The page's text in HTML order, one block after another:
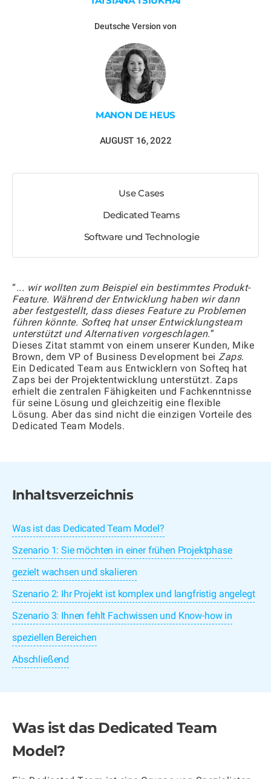
Deutsche Version von
MANON DE HEUS
AUGUST 16, 2022
Use Cases
Dedicated Teams
Software und Technologie
“... wir wollten zum Beispiel ein bestimmtes Produkt-
Feature. Während der Entwicklung haben wir dann
aber festgestellt, dass dieses Feature zu Problemen
führen könnte. Softeq hat unser Entwicklungsteam
unterstützt und Alternativen vorgeschlagen.”
Dieses Zitat stammt von einem unserer Kunden, Mike
Brown, dem VP of Business Development bei Zaps.
Ein Dedicated Team aus Entwicklern von Softeq hat
Zaps bei der Projektentwicklung unterstützt. Zaps
erhielt die zentralen Fähigkeiten und Fachkenntnisse
für seine Lösung und gleichzeitig eine flexible
Lösung. Aber das sind nicht die einzigen Vorteile des
Dedicated Team Models.
Inhaltsverzeichnis
Was ist das Dedicated Team Model?
Szenario 1: Sie möchten in einer frühen Projektphase
gezielt wachsen und skalieren
Szenario 2: Ihr Projekt ist komplex und langfristig angelegt
Szenario 3: Ihnen fehlt Fachwissen und Know-how in
speziellen Bereichen
Abschließend
Was ist das Dedicated Team
Model?